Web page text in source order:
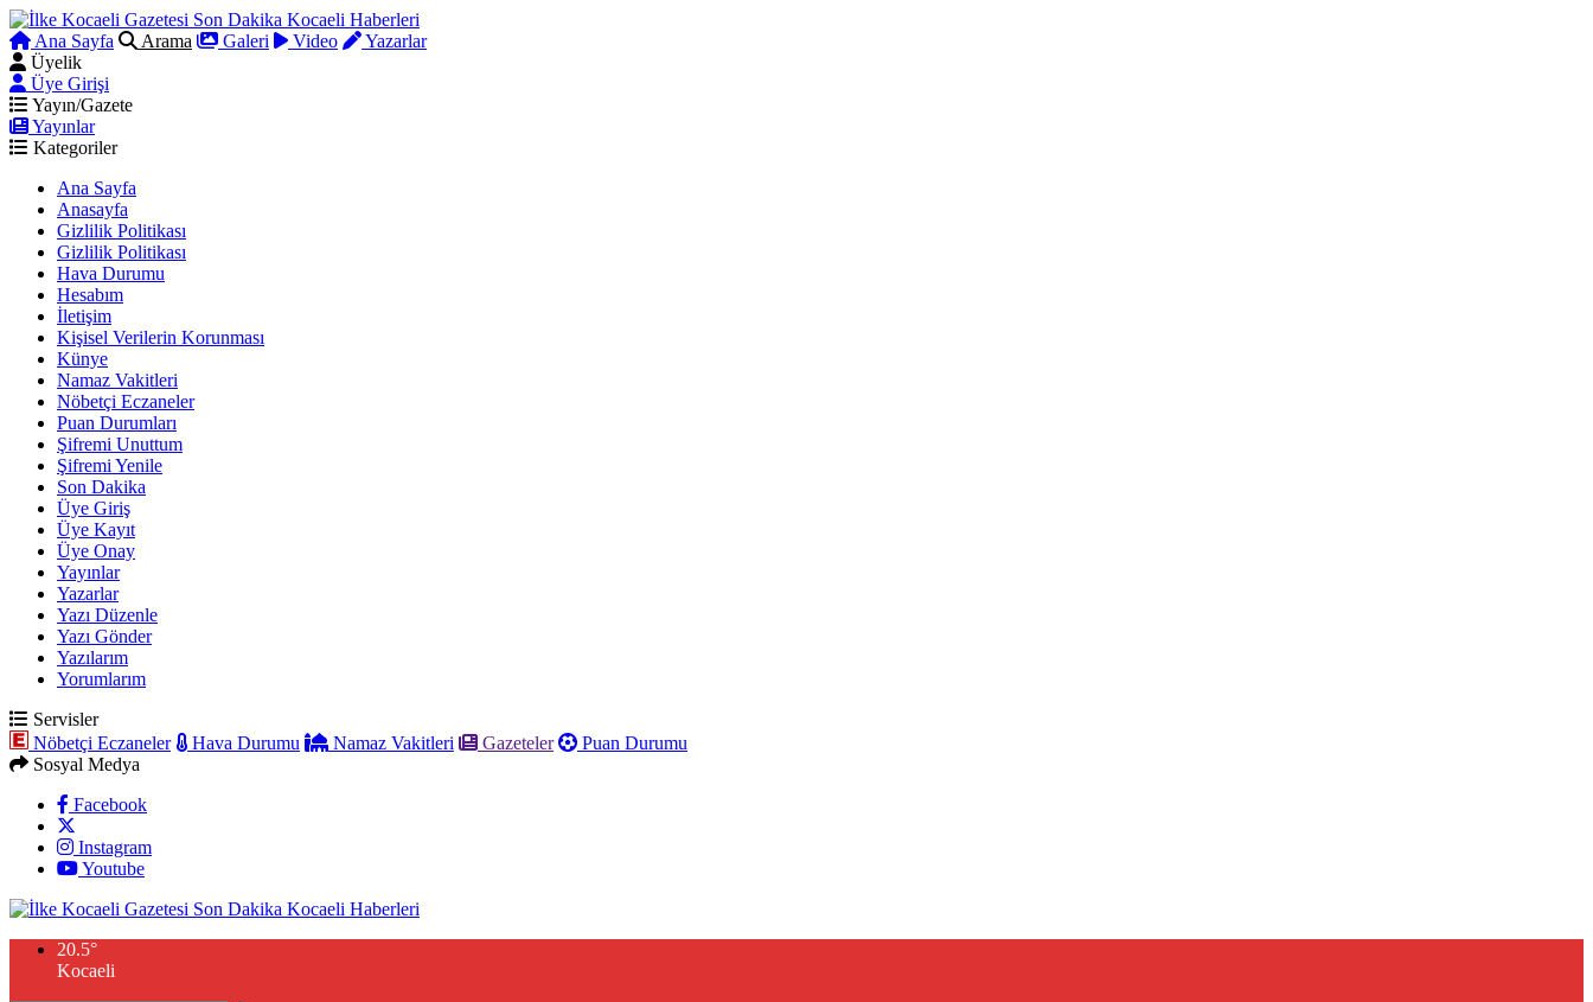
Ana Sayfa Arama Galeri Video
Yazarlar
Üyelik
Üye Girişi
Yayın/Gazete
Yayınlar
Kategoriler
Ana Sayfa
Anasayfa
Gizlilik Politikası
Gizlilik Politikası
Hava Durumu
Hesabım
İletişim
Kişisel Verilerin Korunması
Künye
Namaz Vakitleri
Nöbetçi Eczaneler
Puan Durumları
Şifremi Unuttum
Şifremi Yenile
Son Dakika
Üye Giriş
Üye Kayıt
Üye Onay
Yayınlar
Yazarlar
Yazı Düzenle
Yazı Gönder
Yazılarım
Yorumlarım
Servisler
Nöbetçi Eczaneler
Hava Durumu Namaz Vakitleri Gazeteler
Puan Durumu
Sosyal Medya
Facebook
Instagram
Youtube
20.5°
Kocaeli